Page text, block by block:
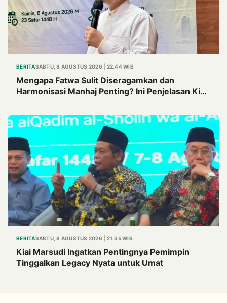
BERITASABTU, 8 AGUSTUS 2026 | 22.44 WIB
Mengapa Fatwa Sulit Diseragamkan dan
Harmonisasi Manhaj Penting? Ini Penjelasan Kiai
BERITASABTU, 8 AGUSTUS 2026 | 21.35 WIB
Kiai Marsudi Ingatkan Pentingnya Pemimpin
Tinggalkan Legacy Nyata untuk Umat